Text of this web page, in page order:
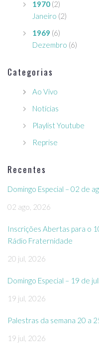
1970 (2)
Janeiro (2)
1969 (6)
Dezembro (6)
Categorias
Ao Vivo
Notícias
Playlist Youtube
Reprise
Recentes
Domingo Especial – 02 de
02 ago, 2026
Inscrições Abertas para o
Rádio Fraternidade
20 jul, 2026
Domingo Especial – 19 de
19 jul, 2026
Palestras da semana 20 a
19 jul, 2026